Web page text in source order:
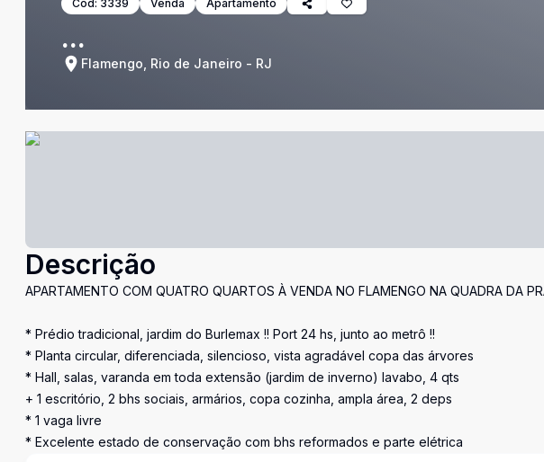
Cód: 3339 Venda Apartamento
...
Flamengo, Rio de Janeiro - RJ
Descrição
APARTAMENTO COM QUATRO QUARTOS À VENDA NO FLAMENGO NA QUADRA DA
* Prédio tradicional, jardim do Burlemax !! Port 24 hs, junto ao metrô !!
* Planta circular, diferenciada, silencioso, vista agradável copa das árvores
* Hall, salas, varanda em toda extensão (jardim de inverno) lavabo, 4 qts
+ 1 escritório, 2 bhs sociais, armários, copa cozinha, ampla área, 2 deps
* 1 vaga livre
* Excelente estado de conservação com bhs reformados e parte elétrica